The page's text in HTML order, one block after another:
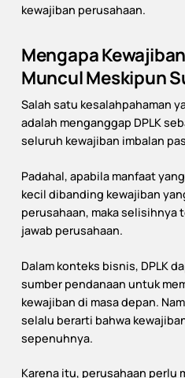
kewajiban perusahaan.
Mengapa
Muncul Meskipun
Salah satu kesalahpahaman
adalah menganggap DPLK
seluruh kewajiban imbalan
Padahal, apabila manfaat
kecil dibanding kewajiban
perusahaan, maka
jawab perusahaan.
Dalam konteks bisnis, DPLK
sumber pendanaan untuk
kewajiban di masa depan.
selalu berarti bahwa
sepenuhnya.
Karena itu, perusahaan perlu